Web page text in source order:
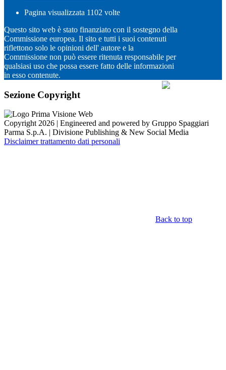
Pagina visualizzata 1102 volte
Questo sito web è stato finanziato con il sostegno della
Commissione europea. Il sito e tutti i suoi contenuti
riflettono solo le opinioni dell' autore e la
Commissione non può essere ritenuta responsabile per
qualsiasi uso che possa essere fatto delle informazioni
in esso contenute.
Sezione Copyright
Copyright 2026 | Engineered and powered by Gruppo Spaggiari
Parma S.p.A. | Divisione Publishing & New Social Media
Disclaimer trattamento dati personali
Back to top